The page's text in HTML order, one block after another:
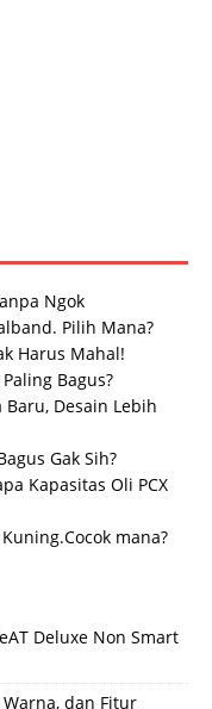
Ngok
Pilih Mana?
Harus Mahal!
Bagus?
Baru, Desain Lebih
Gak Sih?
Kapasitas Oli PCX
mana?
Deluxe Non Smart
Warna, dan Fitur